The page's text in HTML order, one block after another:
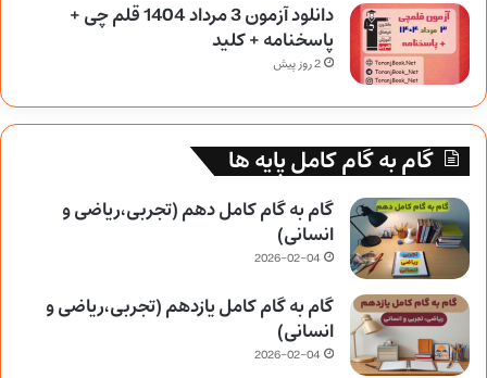
دانلود آزمون 3 مرداد 1404 قلم چی +
پاسخنامه + کلید
2 روز پیش
گام به گام کامل پایه ها
گام به گام کامل دهم (تجربی،ریاضی و
انسانی)
2026-02-04
گام به گام کامل یازدهم (تجربی،ریاضی و
انسانی)
2026-02-04